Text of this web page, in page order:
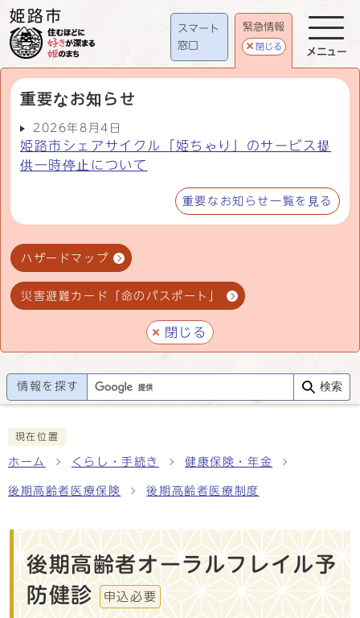
スマート
窓口
緊急情報
閉じる
重要なお知らせ
2026年8月4日
姫路市シェアサイクル「姫ちゃり」のサービス提
供一時停止について
重要なお知らせ一覧を見る
ハザードマップ
災害避難カード「命のパスポート」
閉じる
メニュー
情報を探す 検索
現在位置
ホーム くらし・手続き 健康保険・年金
後期高齢者医療保険 後期高齢者医療制度
後期高齢者オーラルフレイル予
防健診
申込必要